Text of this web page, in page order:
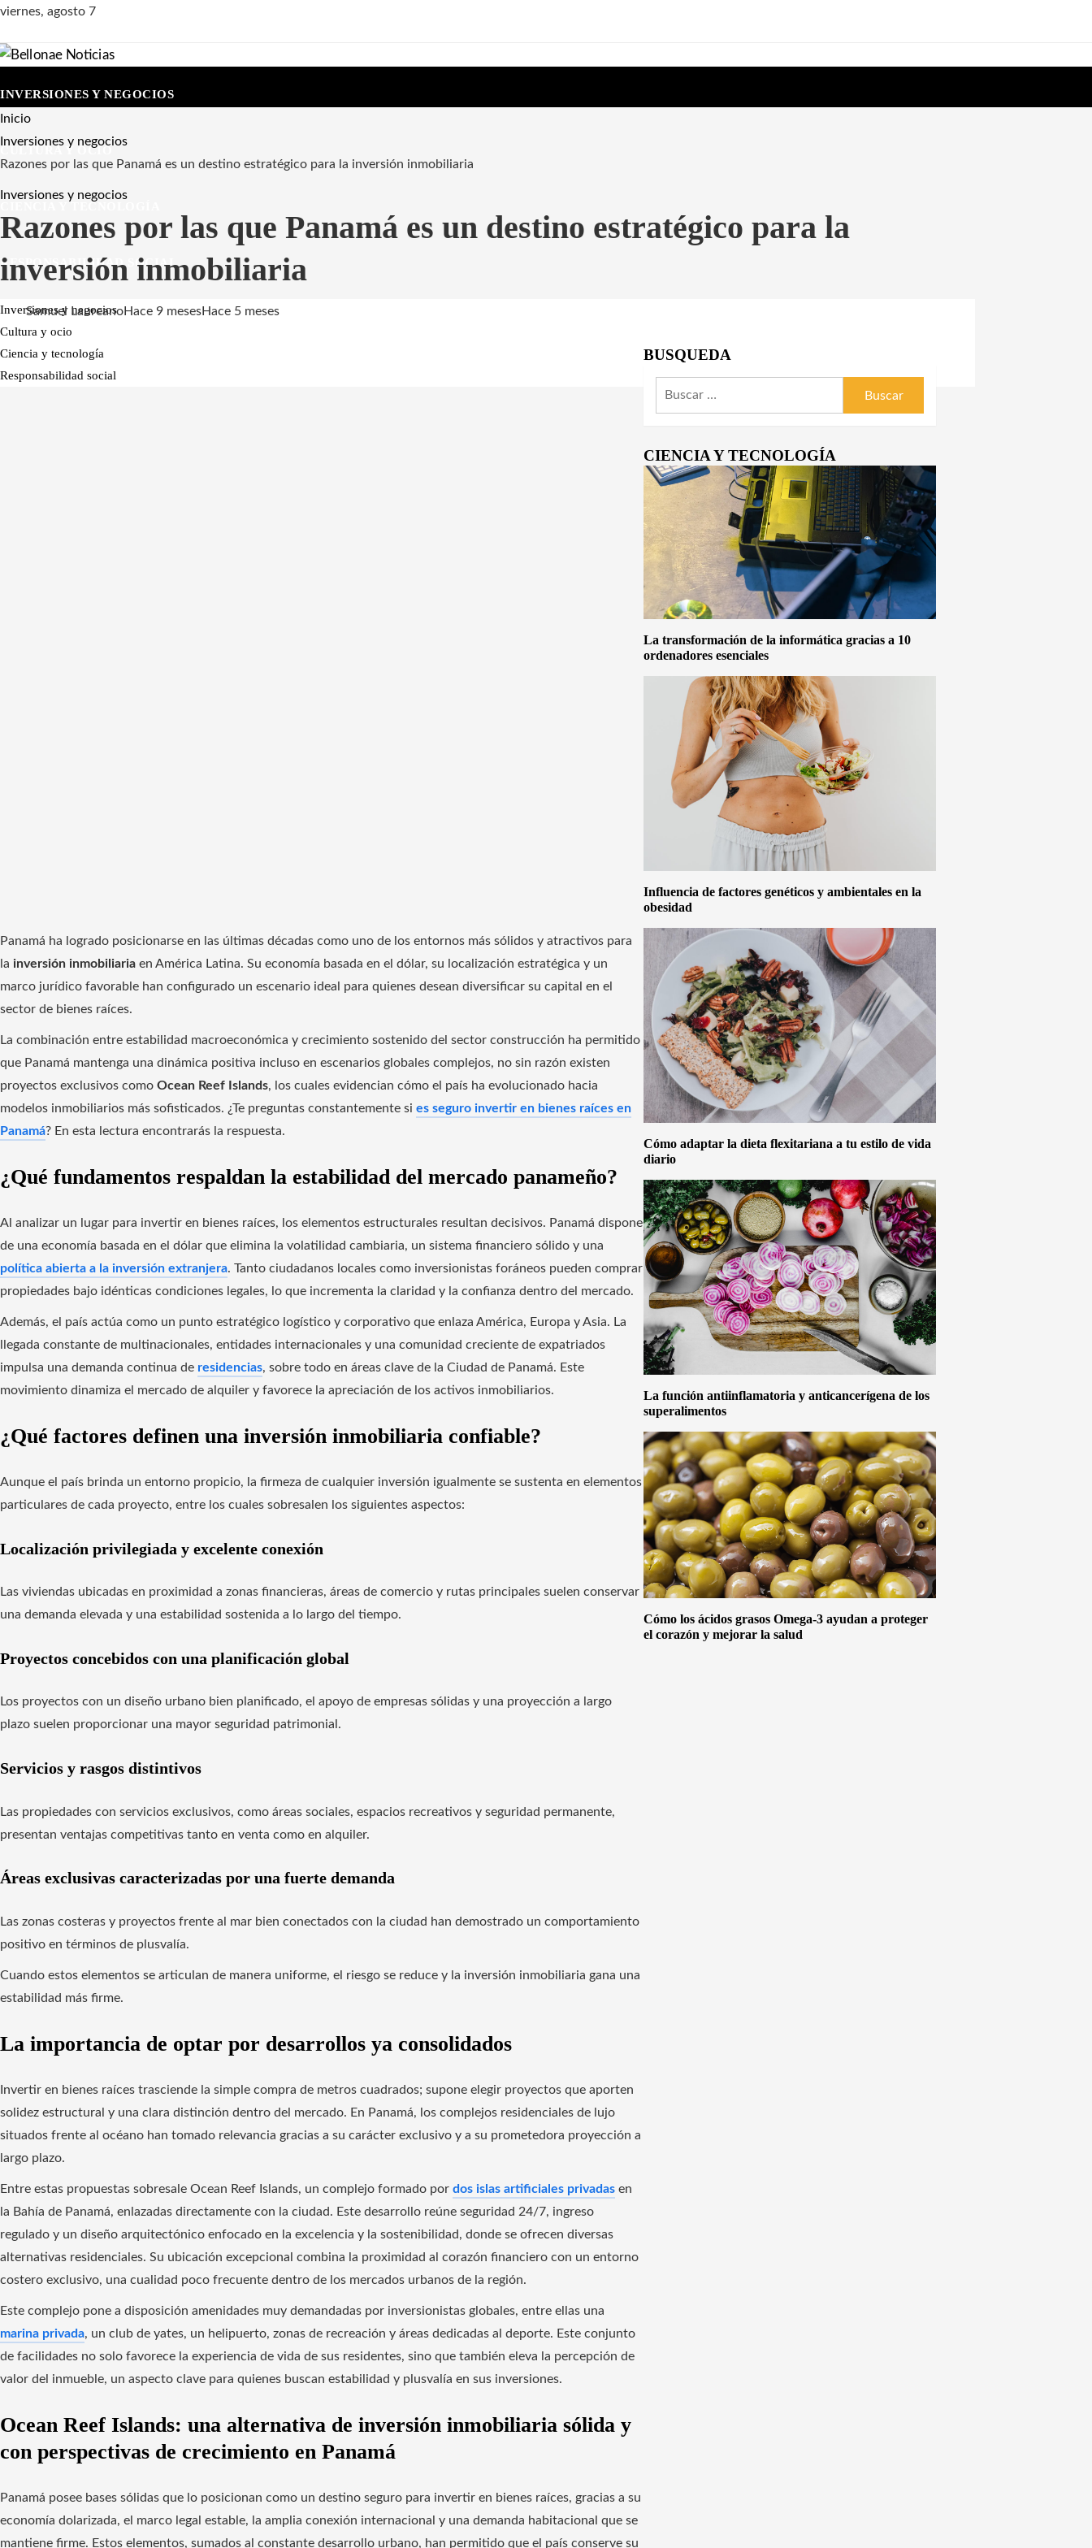
viernes, agosto 7
INVERSIONES Y NEGOCIOS
CULTURA Y OCIO
RESPONSABILIDAD SOCIAL
Inversiones y negocios
Cultura y ocio
Ciencia y tecnología
Responsabilidad social
Inicio
Inversiones y negocios
Razones por las que Panamá es un destino estratégico para la inversión inmobiliaria
Inversiones y negocios
Razones por las que Panamá es un destino estratégico para la
inversión inmobiliaria
Samuel LaureanoHace 9 mesesHace 5 meses
Panamá ha logrado posicionarse en las últimas décadas como uno de los entornos más sólidos y atractivos para
la inversión inmobiliaria en América Latina. Su economía basada en el dólar, su localización estratégica y un
marco jurídico favorable han configurado un escenario ideal para quienes desean diversificar su capital en el
sector de bienes raíces.
La combinación entre estabilidad macroeconómica y crecimiento sostenido del sector construcción ha permitido
que Panamá mantenga una dinámica positiva incluso en escenarios globales complejos, no sin razón existen
proyectos exclusivos como Ocean Reef Islands, los cuales evidencian cómo el país ha evolucionado hacia
modelos inmobiliarios más sofisticados. ¿Te preguntas constantemente si es seguro invertir en bienes raíces en
Panamá? En esta lectura encontrarás la respuesta.
¿Qué fundamentos respaldan la estabilidad del mercado panameño?
Al analizar un lugar para invertir en bienes raíces, los elementos estructurales resultan decisivos. Panamá dispone
de una economía basada en el dólar que elimina la volatilidad cambiaria, un sistema financiero sólido y una
política abierta a la inversión extranjera. Tanto ciudadanos locales como inversionistas foráneos pueden comprar
propiedades bajo idénticas condiciones legales, lo que incrementa la claridad y la confianza dentro del mercado.
Además, el país actúa como un punto estratégico logístico y corporativo que enlaza América, Europa y Asia. La
llegada constante de multinacionales, entidades internacionales y una comunidad creciente de expatriados
impulsa una demanda continua de residencias, sobre todo en áreas clave de la Ciudad de Panamá. Este
movimiento dinamiza el mercado de alquiler y favorece la apreciación de los activos inmobiliarios.
¿Qué factores definen una inversión inmobiliaria confiable?
Aunque el país brinda un entorno propicio, la firmeza de cualquier inversión igualmente se sustenta en elementos
particulares de cada proyecto, entre los cuales sobresalen los siguientes aspectos:
Localización privilegiada y excelente conexión
Las viviendas ubicadas en proximidad a zonas financieras, áreas de comercio y rutas principales suelen conservar
una demanda elevada y una estabilidad sostenida a lo largo del tiempo.
Proyectos concebidos con una planificación global
Los proyectos con un diseño urbano bien planificado, el apoyo de empresas sólidas y una proyección a largo
plazo suelen proporcionar una mayor seguridad patrimonial.
Servicios y rasgos distintivos
Las propiedades con servicios exclusivos, como áreas sociales, espacios recreativos y seguridad permanente,
presentan ventajas competitivas tanto en venta como en alquiler.
Áreas exclusivas caracterizadas por una fuerte demanda
Las zonas costeras y proyectos frente al mar bien conectados con la ciudad han demostrado un comportamiento
positivo en términos de plusvalía.
Cuando estos elementos se articulan de manera uniforme, el riesgo se reduce y la inversión inmobiliaria gana una
estabilidad más firme.
La importancia de optar por desarrollos ya consolidados
Invertir en bienes raíces trasciende la simple compra de metros cuadrados; supone elegir proyectos que aporten
solidez estructural y una clara distinción dentro del mercado. En Panamá, los complejos residenciales de lujo
situados frente al océano han tomado relevancia gracias a su carácter exclusivo y a su prometedora proyección a
largo plazo.
Entre estas propuestas sobresale Ocean Reef Islands, un complejo formado por dos islas artificiales privadas en
la Bahía de Panamá, enlazadas directamente con la ciudad. Este desarrollo reúne seguridad 24/7, ingreso
regulado y un diseño arquitectónico enfocado en la excelencia y la sostenibilidad, donde se ofrecen diversas
alternativas residenciales. Su ubicación excepcional combina la proximidad al corazón financiero con un entorno
costero exclusivo, una cualidad poco frecuente dentro de los mercados urbanos de la región.
Este complejo pone a disposición amenidades muy demandadas por inversionistas globales, entre ellas una
marina privada, un club de yates, un helipuerto, zonas de recreación y áreas dedicadas al deporte. Este conjunto
de facilidades no solo favorece la experiencia de vida de sus residentes, sino que también eleva la percepción de
valor del inmueble, un aspecto clave para quienes buscan estabilidad y plusvalía en sus inversiones.
Ocean Reef Islands: una alternativa de inversión inmobiliaria sólida y
con perspectivas de crecimiento en Panamá
Panamá posee bases sólidas que lo posicionan como un destino seguro para invertir en bienes raíces, gracias a su
economía dolarizada, el marco legal estable, la amplia conexión internacional y una demanda habitacional que se
mantiene firme. Estos elementos, sumados al constante desarrollo urbano, han permitido que el país conserve su
BUSQUEDA
Buscar:
CIENCIA Y TECNOLOGÍA
La transformación de la informática gracias a 10
ordenadores esenciales
Influencia de factores genéticos y ambientales en la
obesidad
Cómo adaptar la dieta flexitariana a tu estilo de vida
diario
La función antiinflamatoria y anticancerígena de los
superalimentos
Cómo los ácidos grasos Omega-3 ayudan a proteger
el corazón y mejorar la salud